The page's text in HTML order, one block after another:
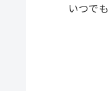
いつで